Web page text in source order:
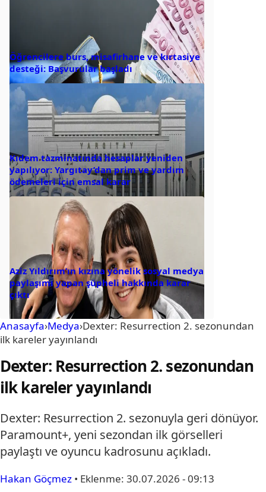
Öğrencilere burs, misafirhane ve kırtasiye
desteği: Başvurular başladı
Kıdem tazminatında hesaplar yeniden
yapılıyor: Yargıtay’dan prim ve yardım
ödemeleri için emsal karar
Aziz Yıldırım’ın kızına yönelik sosyal medya
paylaşımı yapan şüpheli hakkında karar
çıktı
Anasayfa›Medya›Dexter: Resurrection 2. sezonundan
ilk kareler yayınlandı
Dexter: Resurrection 2. sezonundan
ilk kareler yayınlandı
Dexter: Resurrection 2. sezonuyla geri dönüyor.
Paramount+, yeni sezondan ilk görselleri
paylaştı ve oyuncu kadrosunu açıkladı.
Hakan Göçmez • Eklenme: 30.07.2026 - 09:13